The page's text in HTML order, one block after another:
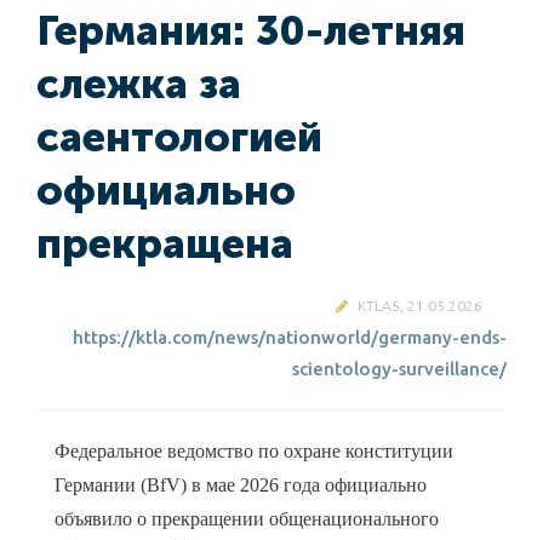
Германия: 30-летняя
слежка за
саентологией
официально
прекращена
KTLA5, 21.05.2026
https://ktla.com/news/nationworld/germany-ends-
scientology-surveillance/
Федеральное ведомство по охране конституции
Германии (BfV) в мае 2026 года официально
объявило о прекращении общенационального